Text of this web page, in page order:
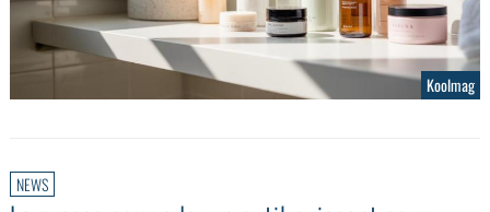
Koolmag
NEWS